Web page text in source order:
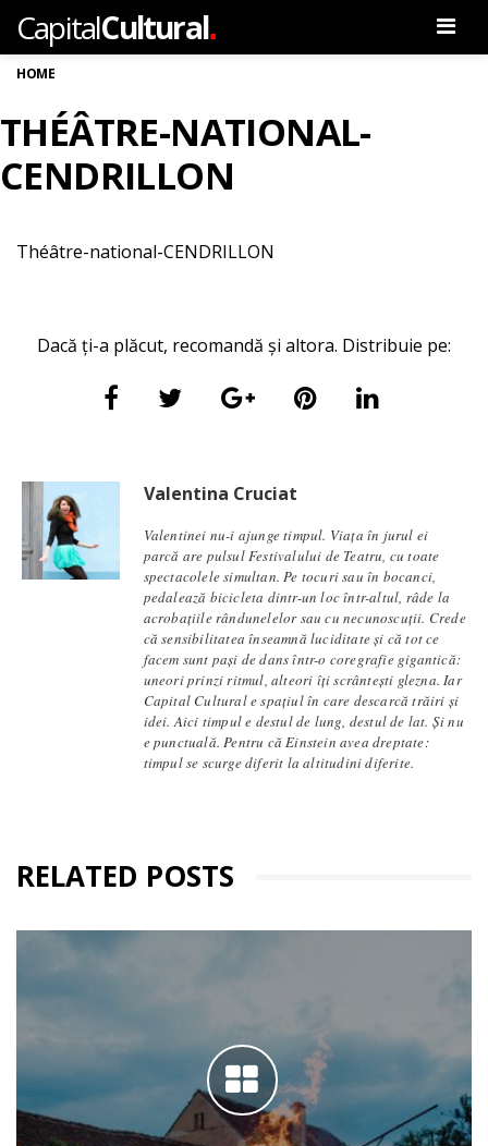
CapitalCultural.
HOME
THÉÂTRE-NATIONAL-
CENDRILLON
Théâtre-national-CENDRILLON
Dacă ți-a plăcut, recomandă și altora. Distribuie pe:
Valentina Cruciat
Valentinei nu-i ajunge timpul. Viața în jurul ei
parcă are pulsul Festivalului de Teatru, cu toate
spectacolele simultan. Pe tocuri sau în bocanci,
pedalează bicicleta dintr-un loc într-altul, râde la
acrobațiile rândunelelor sau cu necunoscuții. Crede
că sensibilitatea înseamnă luciditate și că tot ce
facem sunt pași de dans într-o coregrafie gigantică:
uneori prinzi ritmul, alteori îți scrântești glezna. Iar
Capital Cultural e spațiul în care descarcă trăiri și
idei. Aici timpul e destul de lung, destul de lat. Și nu
e punctuală. Pentru că Einstein avea dreptate:
timpul se scurge diferit la altitudini diferite.
RELATED POSTS